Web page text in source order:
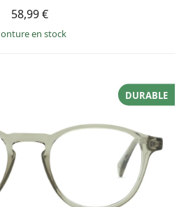
58,99 €
Monture en stock
DURABLE